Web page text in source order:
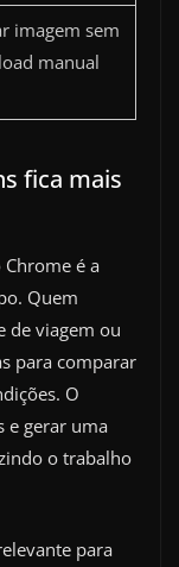
imagem sem
manual
fica mais
é a
Quem
de viagem ou
para comparar
O
e gerar uma
o trabalho
para